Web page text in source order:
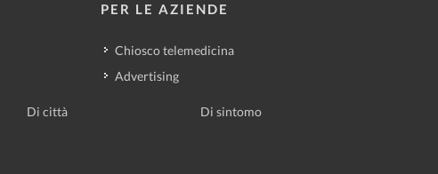
PER LE AZIENDE
Chiosco telemedicina
Advertising
Di città Di sintomo